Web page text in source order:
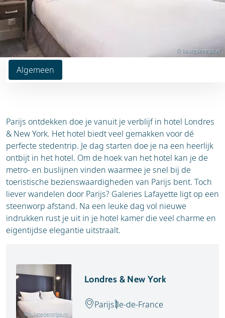
Algemeen
© tui-stedentrips.nl
Parijs ontdekken doe je vanuit je verblijf in hotel Londres
& New York. Het hotel biedt veel gemakken voor dé
perfecte stedentrip. Je dag starten doe je na een heerlijk
ontbijt in het hotel. Om de hoek van het hotel kan je de
metro- en buslijnen vinden waarmee je snel bij de
toeristische bezienswaardigheden van Parijs bent. Toch
liever wandelen door Parijs? Galeries Lafayette ligt op een
steenworp afstand. Na een leuke dag vol nieuwe
indrukken rust je uit in je hotel kamer die veel charme en
eigentijdse elegantie uitstraalt.
© tui-stedentrips.nl
Londres & New York
ParijsÎle-de-France